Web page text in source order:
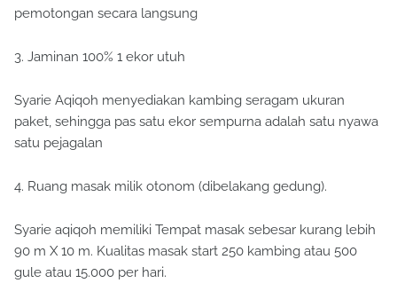
pemotongan secara langsung
3. Jaminan 100% 1 ekor utuh
Syarie Aqiqoh menyediakan kambing seragam ukuran
paket, sehingga pas satu ekor sempurna adalah satu nyawa
satu pejagalan
4. Ruang masak milik otonom (dibelakang gedung).
Syarie aqiqoh memiliki Tempat masak sebesar kurang lebih
90 m X 10 m. Kualitas masak start 250 kambing atau 500
gule atau 15.000 per hari.